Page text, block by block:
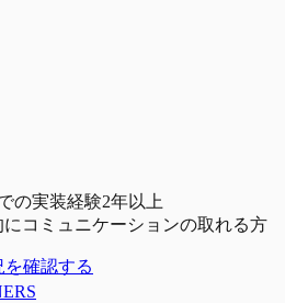
の実装経験2年以上
にコミュニケーションの取れる方
を確認する